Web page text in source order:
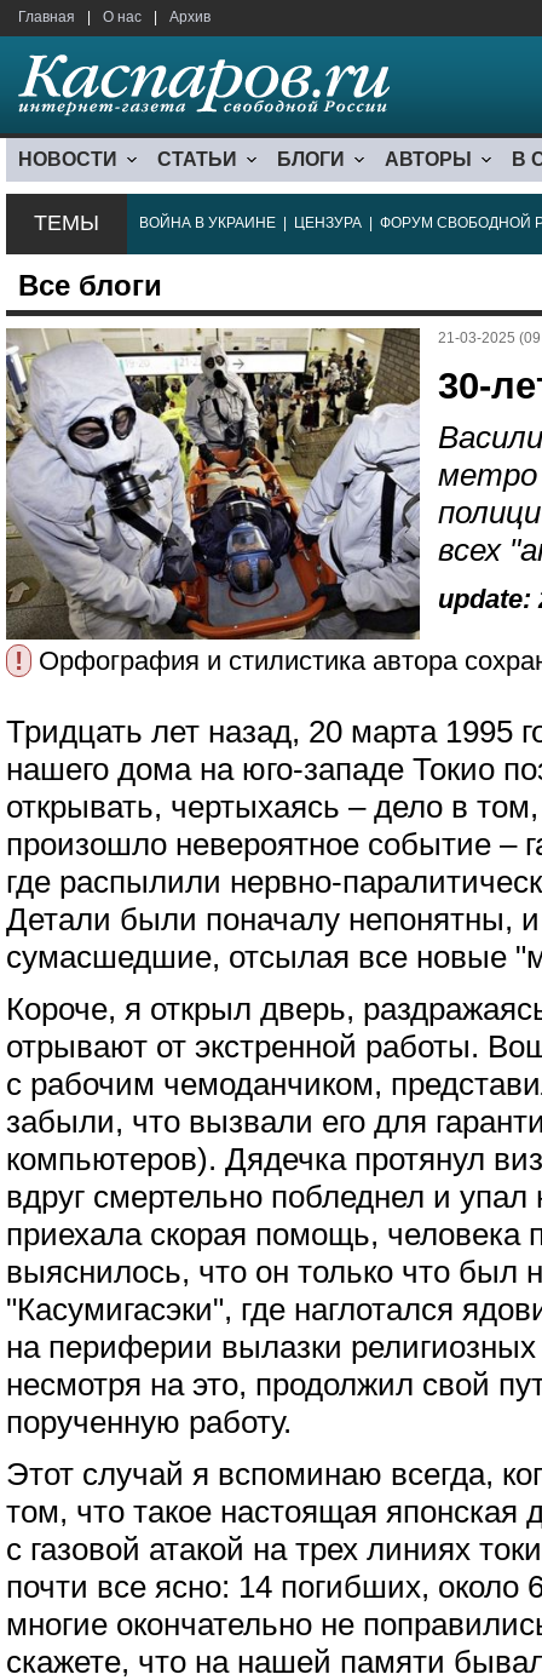
Главная О нас Архив
НОВОСТИ СТАТЬИ БЛОГИ АВТОРЫ В
ТЕМЫ ВОЙНА В УКРАИНЕ ЦЕНЗУРА ФОРУМ СВОБОДНОЙ
Все блоги
21-03-2025
30-
метро
всех
update:
! Орфография и стилистика автора
Тридцать лет назад, 20 марта 1995
нашего дома на юго-западе Токио
открывать, чертыхаясь – дело в
произошло невероятное событие –
где распылили нервно-
Детали были поначалу непонятны,
сумасшедшие, отсылая все новые
Короче, я открыл дверь,
отрывают от экстренной работы.
с рабочим чемоданчиком,
забыли, что вызвали его для
компьютеров). Дядечка протянул
вдруг смертельно побледнел и
приехала скорая помощь, человека
выяснилось, что он только что был
"Касумигасэки", где наглотался
на периферии вылазки
несмотря на это, продолжил свой
порученную работу.
Этот случай я вспоминаю всегда,
том, что такое настоящая японская
с газовой атакой на трех линиях
почти все ясно: 14 погибших, около
многие окончательно не
скажете, что на нашей памяти